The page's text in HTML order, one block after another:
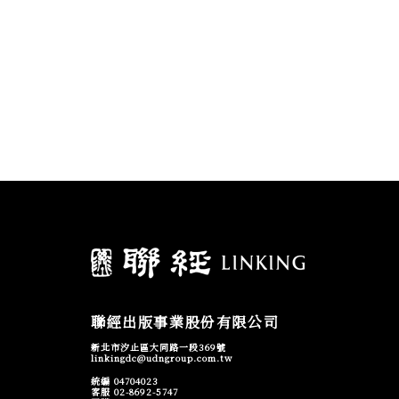
聯經出版事業股份有限公司
新北市汐止區大同路一段369號
linkingdc@udngroup.com.tw
統編 04704023
客服 02-8692-5747